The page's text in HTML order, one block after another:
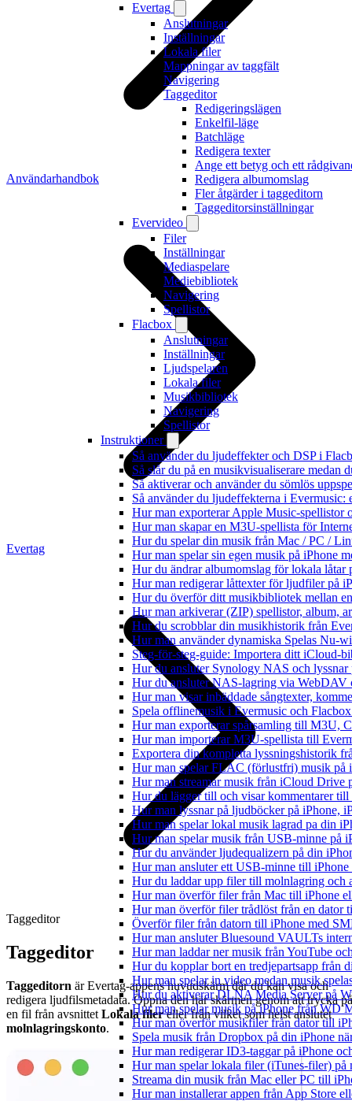
Evertag
Anslutningar
Inställningar
Lokala filer
Mappningar av taggfält
Navigering
Taggeditor
Redigeringslägen
Enkelfil-läge
Batchläge
Redigera texter
Ange ett betyg och ett
Redigera albumomslag
Fler åtgärder i taggeditorn
Taggeditorsinställningar
Evervideo
Filer
Inställningar
Mediaspelare
Mediebibliotek
Navigering
Spellistor
Flacbox
Anslutningar
Inställningar
Ljudspelaren
Lokala filer
Musikbibliotek
Navigering
Spellistor
Instruktioner
Så använder du ljudeffekter och DSP i
Så slår du på en musikvisualiserare medan
Så aktiverar och använder du sömlös
Så använder du ljudeffekterna i
Hur man exporterar Apple Music-spellistor
Hur man skapar en M3U-spellista för
Hur du spelar din musik från Mac / PC /
Hur man spelar sin egen musik på iPhone
Hur du ändrar albumomslag för lokala
Hur man redigerar låttexter för ljudfiler på
Hur du överför ditt musikbibliotek mellan
Hur man arkiverar (ZIP) spellistor, album,
Hur du scrobblar din musikhistorik från
Hur man använder dynamiska Spelas Nu-
Steg-för-steg-guide: Importera ditt iCloud-
Hur du ansluter Synology NAS och
Hur du ansluter NAS-lagring via WebDAV
Hur man visar inbäddade sångtexter,
Spela offlinemusik i Evermusic och
Hur man exporterar spårsamling till M3U,
Hur man importerar M3U-spellista till
Exportera din kompletta lyssningshistorik
Hur man spelar FLAC (förlustfri) musik på
Hur man streamar musik från iCloud Drive
Hur du lägger till och visar kommentarer
Hur man lyssnar på ljudböcker på iPhone,
Hur man spelar lokal musik lagrad pa din
Hur man spelar musik från USB-minne på
Hur du använder ljudequalizern på din
Hur man ansluter ett USB-minne till
Hur du laddar upp filer till molnlagring och
Hur man överför filer från Mac till iPhone
Hur man överför filer trådlöst från en dator
Överför filer från datorn till iPhone med
Hur man ansluter Bluesound VAULTs
Hur man laddar ner musik från YouTube
Hur du kopplar bort en tredjepartsapp från
Hur man spelar in video medan musik
Hur du aktiverar DLNA Media Server på
Hur man spelar musik på iPhone från WD
Hur man överför musikfiler från dator till
Spela musik från Dropbox på din iPhone
Hur man redigerar ID3-taggar på iPhone
Hur man spelar lokala filer (iTunes-filer) på
Streama din musik från Mac eller PC till
Hur man installerar appen från App Store
Användarhandbok
Evertag
Taggeditor
Taggeditor
Taggeditorn är Evertag-appens huvudskärm där du kan visa och
redigera ljudfilsmetadata. Öppna den här skärmen genom att trycka på
en fil från avsnittet Lokala filereller från vilket som helst anslutet
molnlagringskonto.